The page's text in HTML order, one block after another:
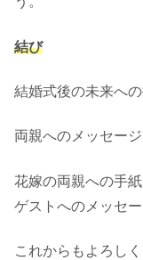
結び
結婚式後の未来への
両親へのメッセージ
花嫁の両親への手
ゲストへのメッセ
これからもよろし